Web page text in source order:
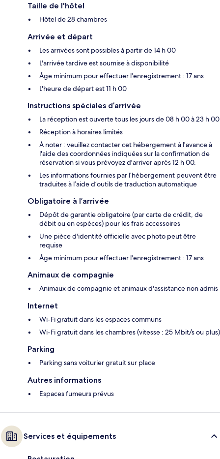
Taille de l'hôtel
Hôtel de 28 chambres
Arrivée et départ
Les arrivées sont possibles à partir de 14 h 00
L'arrivée tardive est soumise à disponibilité
Âge minimum pour effectuer l'enregistrement : 17 ans
L'heure de départ est 11 h 00
Instructions spéciales d’arrivée
La réception est ouverte tous les jours de 08 h 00 à 23 h 00
Réception à horaires limités
À noter : veuillez contacter cet hébergement à l'avance à
l'aide des coordonnées indiquées sur la confirmation de
réservation si vous prévoyez d'arriver après 12 h 00.
Les informations fournies par l’hébergement peuvent être
traduites à l’aide d’outils de traduction automatique
Obligatoire à l’arrivée
Dépôt de garantie obligatoire (par carte de crédit, de
débit ou en espèces) pour les frais accessoires
Une pièce d'identité officielle avec photo peut être
requise
Âge minimum pour effectuer l'enregistrement : 17 ans
Animaux de compagnie
Animaux de compagnie et animaux d'assistance non admis
Internet
Wi-Fi gratuit dans les espaces communs
Wi-Fi gratuit dans les chambres (vitesse : 25 Mbit/s ou plus)
Parking
Parking sans voiturier gratuit sur place
Autres informations
Espaces fumeurs prévus
Services et équipements